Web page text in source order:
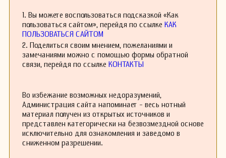
1. Вы можете воспользоваться подсказкой «Как
пользоваться сайтом», перейдя по ссылке КАК
ПОЛЬЗОВАТЬСЯ САЙТОМ
2. Поделиться своим мнением, пожеланиями и
замечаниями можно с помощью формы обратной
связи, перейдя по ссылке КОНТАКТЫ
Во избежание возможных недоразумений,
Администрация сайта напоминает - весь нотный
материал получен из открытых источников и
представлен категорически на безвозмездной основе
исключительно для ознакомления и заведомо в
сниженном разрешении.